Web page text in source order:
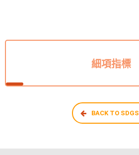
細項指標
BACK TO SDGS